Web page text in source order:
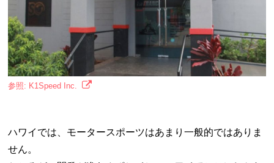
参照: K1Speed Inc.
ハワイでは、モータースポーツはあまり一般的ではありま
せん。